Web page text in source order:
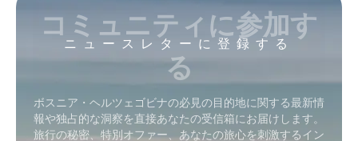
ニュースレターに登録する
コミュニティに参加す
る
ボスニア・ヘルツェゴビナの必見の目的地に関する最新情
報や独占的な洞察を直接あなたの受信箱にお届けします。
旅行の秘密、特別オファー、あなたの旅心を刺激するイン